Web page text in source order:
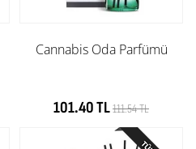
Cannabis Oda Parfümü
101.40 TL111.54 TL